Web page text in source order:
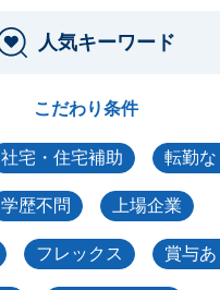
人気キーワード
こだわり条件
社宅・住宅補助 転勤な
学歴不問 上場企業
フレックス 賞与あ